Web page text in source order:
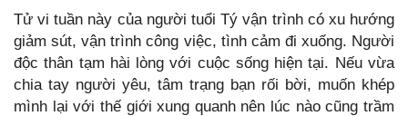
Tử vi tuần này của người tuổi Tý vận trình có xu hướng
giảm sút, vận trình công việc, tình cảm đi xuống. Người
độc thân tạm hài lòng với cuộc sống hiện tại. Nếu vừa
chia tay người yêu, tâm trạng bạn rối bời, muốn khép
mình lại với thế giới xung quanh nên lúc nào cũng trầm